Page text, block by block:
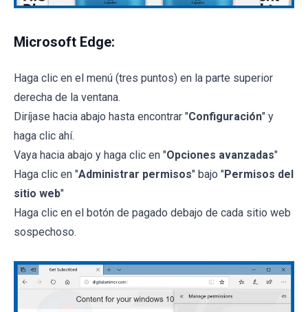
Microsoft Edge:
Haga clic en el menú (tres puntos) en la parte superior
derecha de la ventana.
Diríjase hacia abajo hasta encontrar "Configuración" y
haga clic ahí.
Vaya hacia abajo y haga clic en "Opciones avanzadas"
Haga clic en "Administrar permisos" bajo "Permisos del
sitio web"
Haga clic en el botón de pagado debajo de cada sitio web
sospechoso.